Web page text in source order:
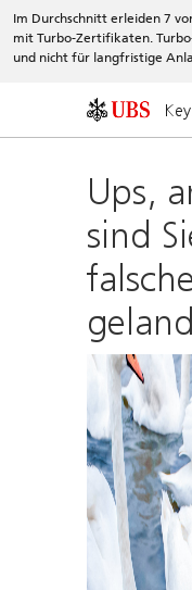
Im Durchschnitt erleiden 7
mit Turbo-Zertifikaten.
und nicht für langfristige
Ups,
sind